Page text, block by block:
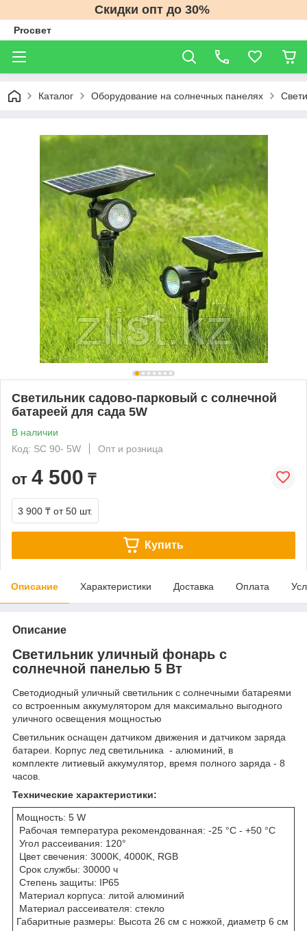
Скидки опт до 30%
Proсвет
Каталог Оборудование на солнечных панелях
Светильник садово-парковый с солнечной
батареей для сада 5W
В наличии
Код: SC 90- 5W
Опт и розница
от 4 500 ₸
3 900 ₸ от 50 шт.
Купить
Описание Характеристики Доставка Оплата
Описание
Светильник уличный фонарь с
солнечной панелью 5 Вт
Светодиодный уличный светильник с солнечными батареями
со встроенным аккумулятором для максимально выгодного
уличного освещения мощностью
Светильник оснащен датчиком движения и датчиком заряда
батареи. Корпус лед светильника - алюминий, в
комплекте литиевый аккумулятор, время полного заряда - 8
часов.
Технические характеристики:
Мощность: 5 W
Рабочая температура рекомендованная: -25 °C - +50 °C
Угол рассеивания: 120°
Цвет свечения: 3000K, 4000K, RGB
Срок службы: 30000 ч
Степень защиты: IP65
Материал корпуса: литой алюминий
Материал рассеивателя: стекло
Габаритные размеры: Высота 26 см с ножкой, диаметр 6 см